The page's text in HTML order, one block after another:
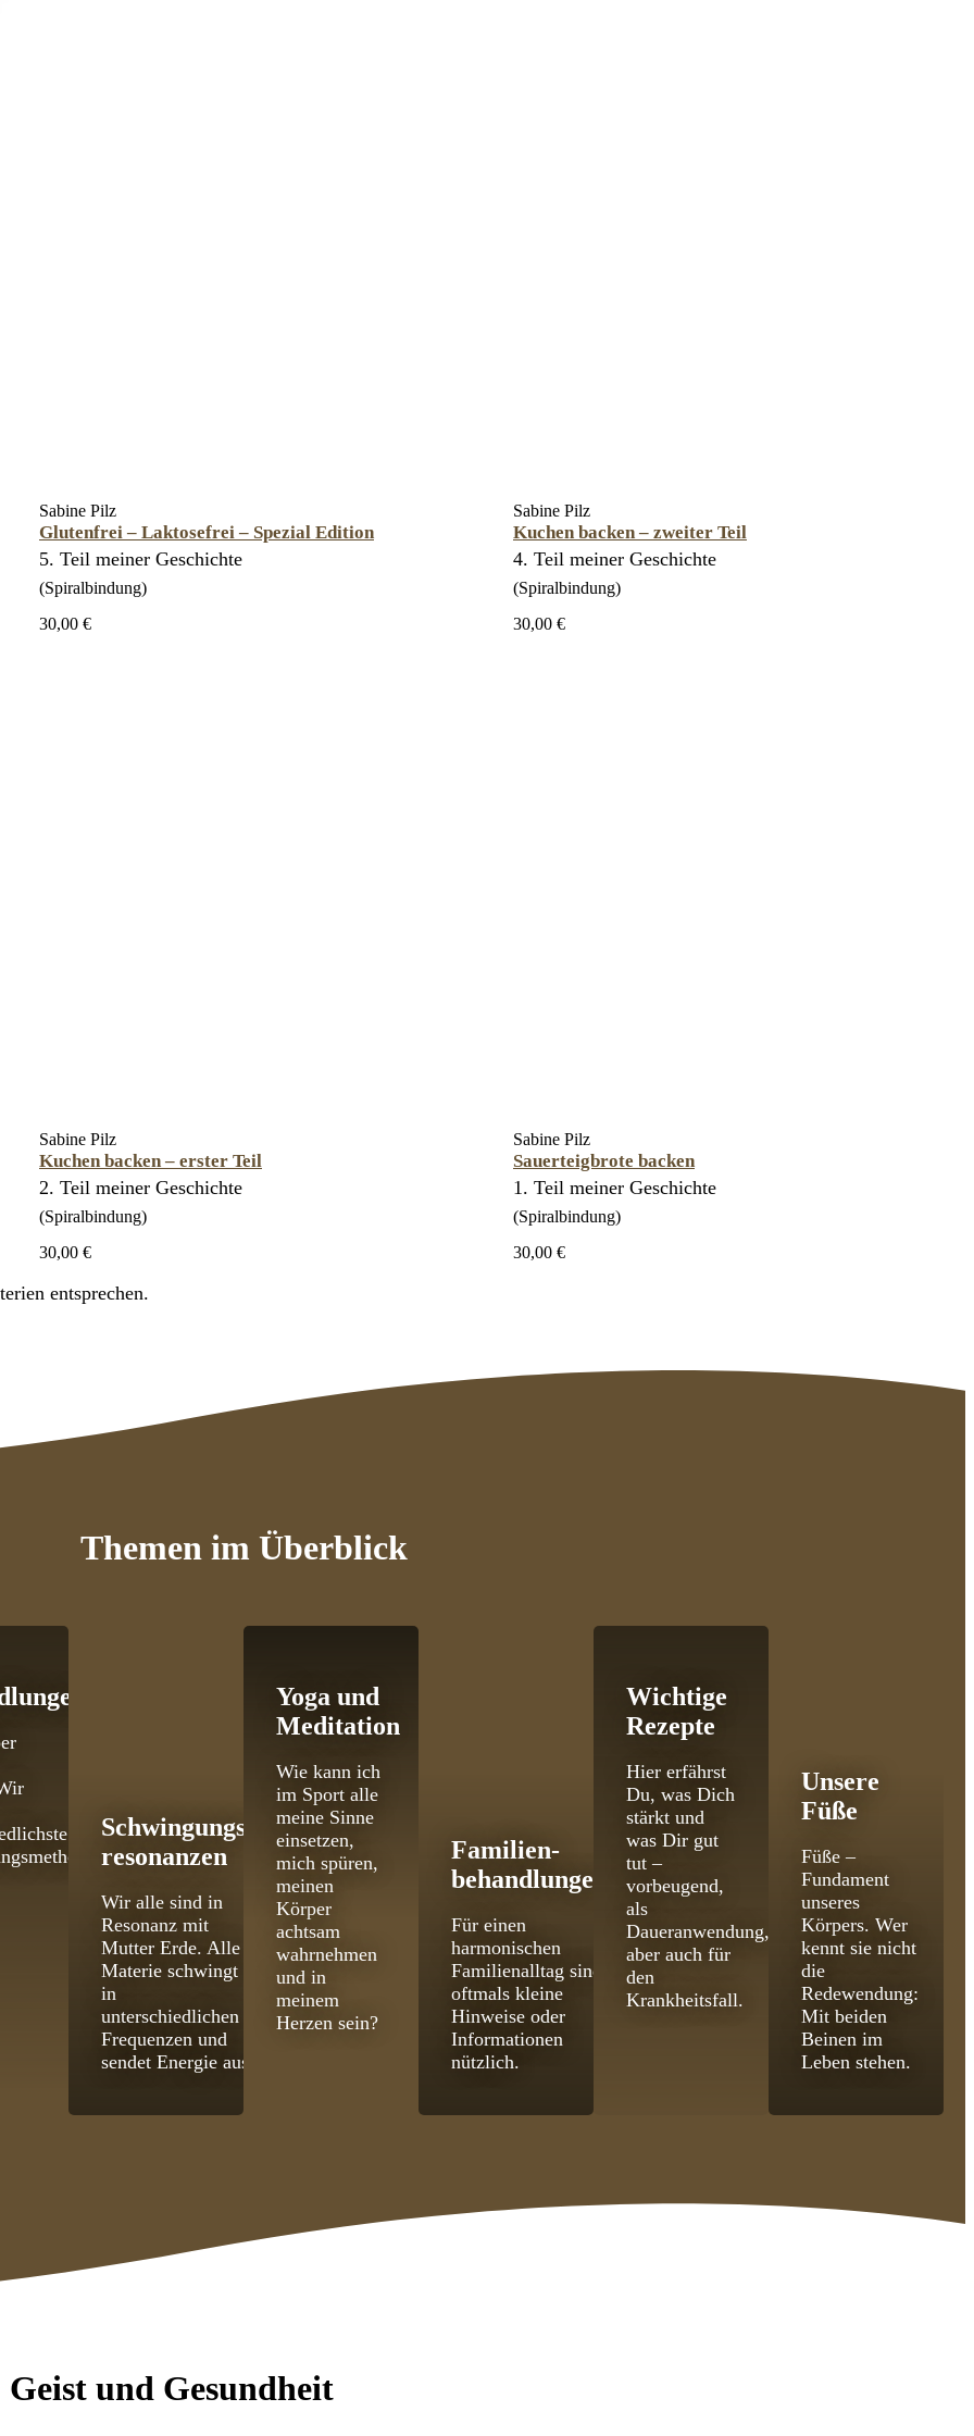
Sabine Pilz
Glutenfrei – Laktosefrei – Spezial Edition
5. Teil meiner Geschichte
(Spiralbindung)
30,00 €
Sabine Pilz
Kuchen backen – zweiter Teil
4. Teil meiner Geschichte
(Spiralbindung)
30,00 €
Sabine Pilz
Kuchen backen – erster Teil
2. Teil meiner Geschichte
(Spiralbindung)
30,00 €
Sabine Pilz
Sauerteigbrote backen
1. Teil meiner Geschichte
(Spiralbindung)
30,00 €
entsprechen.
Themen im Überblick
Schwingungs­
resonanzen
Wir alle sind in
Resonanz mit
Mutter Erde. Alle
Materie schwingt
in
unterschiedlichen
Frequenzen und
sendet Energie aus.
Yoga und
Meditation
Wie kann ich
im Sport alle
meine Sinne
einsetzen,
mich spüren,
meinen
Körper
achtsam
wahrnehmen
und in
meinem
Herzen sein?
Familien­
behandlungen
Für einen
harmonischen
Familienalltag sind
oftmals kleine
Hinweise oder
Informationen
nützlich.
Wichtige
Rezepte
Hier erfährst
Du, was Dich
stärkt und
was Dir gut
tut –
vorbeugend,
als
Daueranwendung,
aber auch für
den
Krankheitsfall.
Unsere
Füße
Füße –
Fundament
unseres
Körpers. Wer
kennt sie nicht
die
Redewendung:
Mit beiden
Beinen im
Leben stehen.
und Gesundheit